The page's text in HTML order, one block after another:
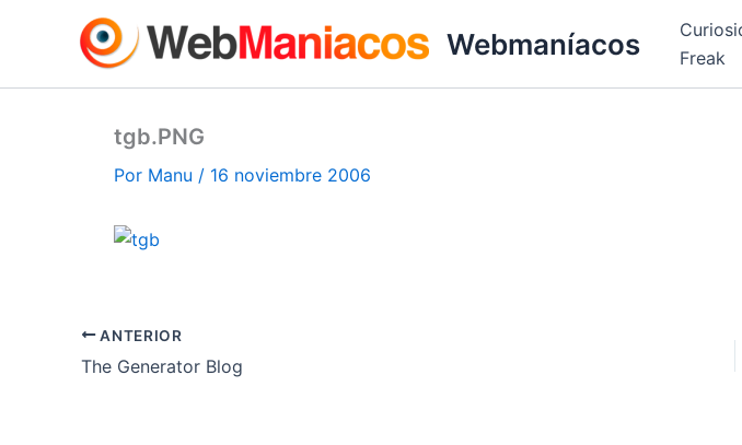
Webmaníacos
Freak
tgb.PNG
Por Manu / 16 noviembre 2006
ANTERIOR
The Generator Blog